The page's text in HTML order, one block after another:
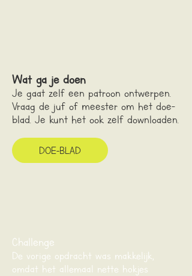
Wat ga je doen
Je gaat zelf een patroon ontwerpen.
Vraag de juf of meester om het doe-
blad. Je kunt het ook zelf downloaden.
DOE-BLAD
Challenge
De vorige opdracht was makkelijk,
omdat het allemaal nette hokjes